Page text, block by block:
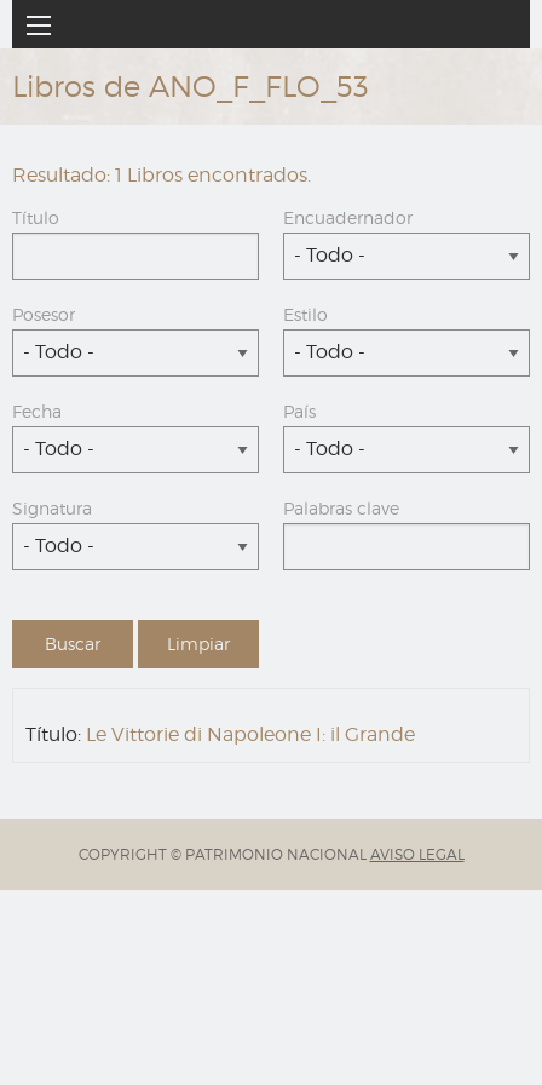
al
contenido
principal
Navegación
principal
Libros de ANO_F_FLO_53
Resultado: 1 Libros encontrados.
Título Encuadernador
- Todo -
Posesor
- Todo -
Estilo
- Todo -
Fecha
- Todo -
País
- Todo -
Signatura
- Todo -
Palabras clave
Título: Le Vittorie di Napoleone I: il Grande
COPYRIGHT © PATRIMONIO NACIONAL AVISO LEGAL